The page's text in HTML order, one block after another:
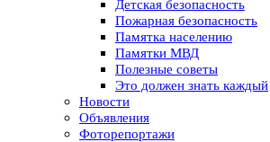
Детская безопасность
Пожарная безопасность
Памятка населению
Памятки МВД
Полезные советы
Это должен знать каждый
Новости
Объявления
Фоторепортажи